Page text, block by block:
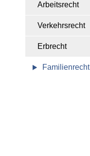
Arbeitsrecht
Verkehrsrecht
Erbrecht
Familienrecht